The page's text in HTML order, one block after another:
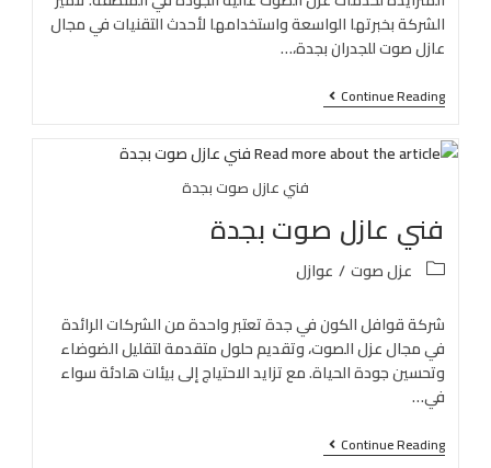
الشركة بخبرتها الواسعة واستخدامها لأحدث التقنيات في مجال
عازل صوت للجدران بجدة،…
Continue Reading
فني عازل صوت بجدة
فني عازل صوت بجدة
عزل صوت/ عوازل
شركة قوافل الكون في جدة تعتبر واحدة من الشركات الرائدة
في مجال عزل الصوت، وتقديم حلول متقدمة لتقليل الضوضاء
وتحسين جودة الحياة. مع تزايد الاحتياج إلى بيئات هادئة سواء
في…
Continue Reading